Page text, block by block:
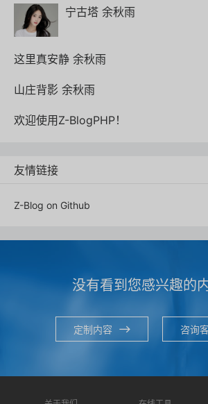
宁古塔 余秋雨
这里真安静 余秋雨
山庄背影 余秋雨
欢迎使用Z-BlogPHP！
友情链接
Z-Blog on Github
没有看到您感兴趣的
定制内容 咨询